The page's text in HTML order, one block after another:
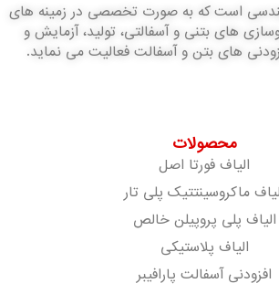
است که به صورت تخصصی در زمینه های
های بتنی و آسفالتی، تولید، آزمایش و
های بتن و آسفالت فعالیت می نماید.
محصولات
الیاف فورتا اصل
ماکروسینتتیک پلی تار
الیاف پلی پروپیلن خالص
الیاف پلاستیکی
افزودنی آسفالت پارافیبر